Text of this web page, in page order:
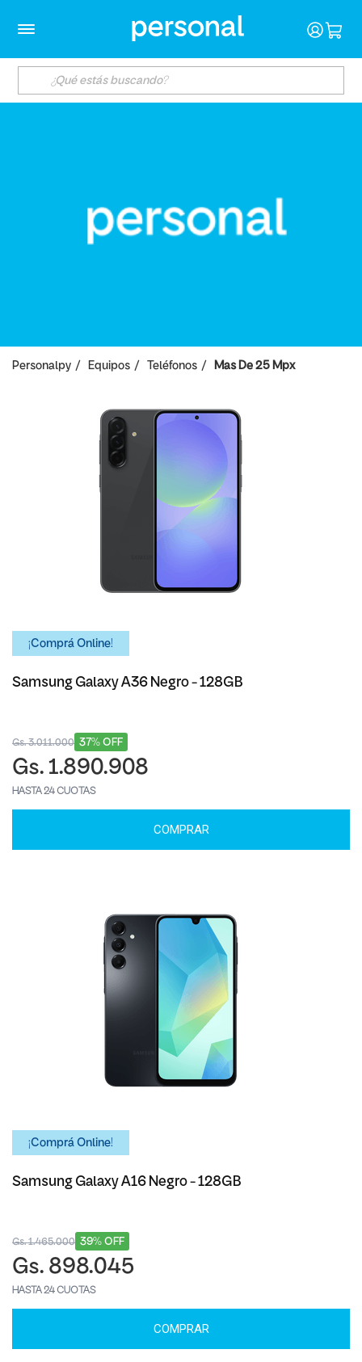
Personalpy Equipos Teléfonos Mas De 25 Mpx
¡Comprá Online!
Samsung Galaxy A36 Negro - 128GB
37% OFF
Gs. 3.011.000
Gs. 1.890.908
HASTA 24 CUOTAS
COMPRAR
¡Comprá Online!
Samsung Galaxy A16 Negro - 128GB
39% OFF
Gs. 1.465.000
Gs. 898.045
HASTA 24 CUOTAS
COMPRAR